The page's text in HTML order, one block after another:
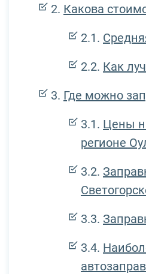
Какова
Как
Где можно
Цены
регионе